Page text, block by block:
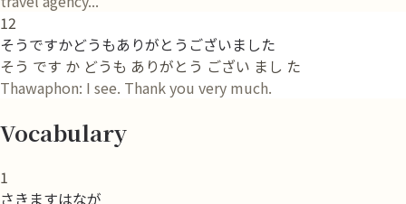
12
そうですかどうもありがとうございました
そう です か どうも ありがとう ござい まし た
Thawaphon: I see. Thank you very much.
Vocabulary
1
さきますはなが